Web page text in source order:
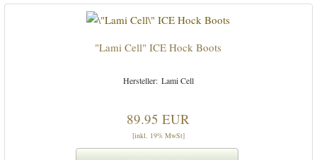
"Lami Cell" ICE Hock Boots
Lami Cell
89.95 EUR
[inkl. 19% MwSt]